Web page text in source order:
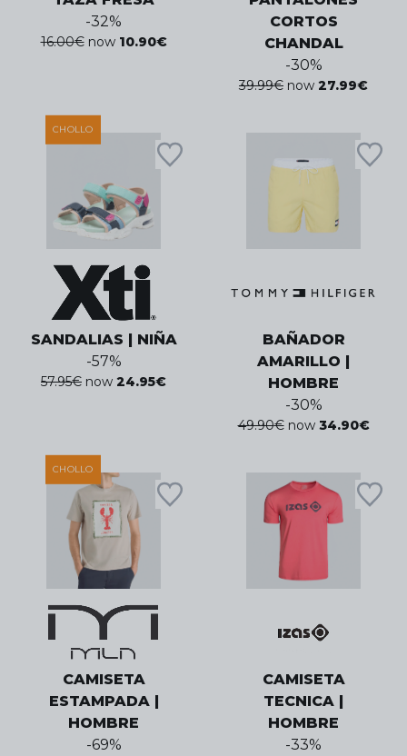
-32%
16.00€ now 10.90€
CORTOS
CHANDAL
-30%
39.99€ now 27.99€
CHOLLO
SANDALIAS | NIÑA
-57%
57.95€ now 24.95€
BAÑADOR
AMARILLO |
HOMBRE
-30%
49.90€ now 34.90€
CHOLLO
CAMISETA
ESTAMPADA |
HOMBRE
-69%
CAMISETA
TECNICA |
HOMBRE
-33%